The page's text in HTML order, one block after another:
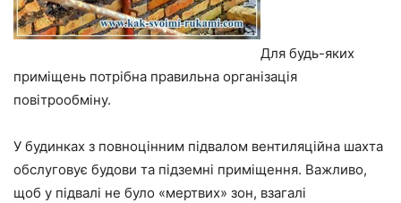
Для будь-яких
приміщень потрібна правильна організація
повітрообміну.
У будинках з повноцінним підвалом вентиляційна шахта
обслуговує будови та підземні приміщення. Важливо,
щоб у підвалі не було «мертвих» зон, взагалі